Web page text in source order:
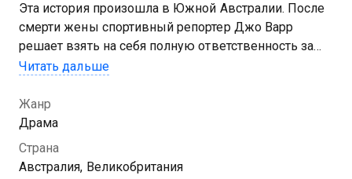
Эта история произошла в Южной Австралии. После
смерти жены спортивный репортер Джо Варр
решает взять на себя полную ответственность за
воспитание их шестилетнего сына, вопреки
приезжает его старший сын от первого брака.
Теперь Джо придется заново узнавать своих детей
и учиться быть отцом, а мальчишкам предстоит
принимать важные решения в их жизни, чтобы
Читать дальше
Жанр
Драма
Страна
Австралия, Великобритания